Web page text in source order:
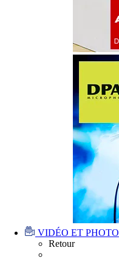
VIDÉO ET PHOTO
Retour